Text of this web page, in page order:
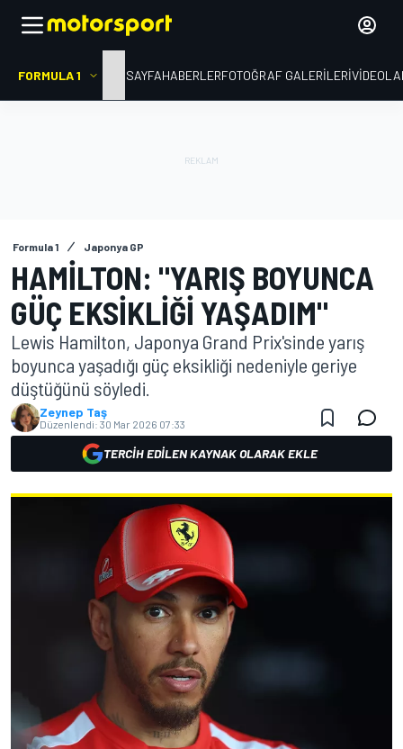
FORMULA 1 ANA SAYFAHABERLERFOTOĞRAF GALERILERI
Formula 1 Japonya GP
HAMILTON: "YARIŞ BOYUNCA
GÜÇ EKSIKLIĞI YAŞADIM"
Lewis Hamilton, Japonya Grand Prix'sinde yarış
boyunca yaşadığı güç eksikliği nedeniyle geriye
düştüğünü söyledi.
Zeynep Taş
Düzenlendi: 30 Mar 2026 07:33
TERCIH EDILEN KAYNAK OLARAK EKLE